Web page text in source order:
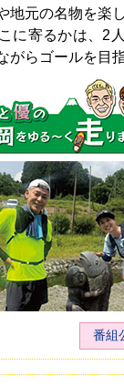
地元の名物を楽
に寄るかは、2
がらゴールを目
番組